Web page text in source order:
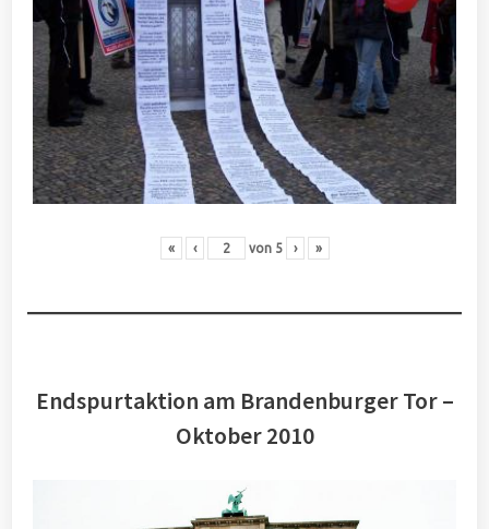
« ‹ von 5 › »
Endspurtaktion am Brandenburger Tor –
Oktober 2010